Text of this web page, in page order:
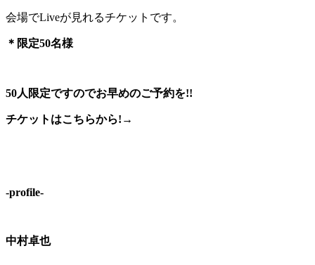
会場でLiveが見れるチケットです。
＊限定50名様
50人限定ですのでお早めのご予約を!!
チケットはこちらから!→
-profile-
中村卓也